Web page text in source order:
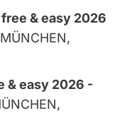
free & easy 2026
MÜNCHEN,
& easy 2026 -